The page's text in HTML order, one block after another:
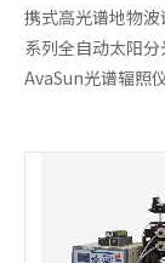
携式高光谱地物
系列全自动太阳
AvaSun光谱辐照